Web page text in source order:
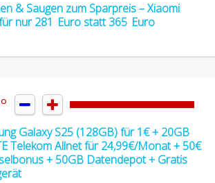
& Saugen zum Sparpreis – Xiaomi
nur 281 Euro statt 365 Euro
 
Galaxy S25 (128GB) für 1€ + 20GB
Telekom Allnet für 24,99€/Monat + 50€
+ 50GB Datendepot + Gratis